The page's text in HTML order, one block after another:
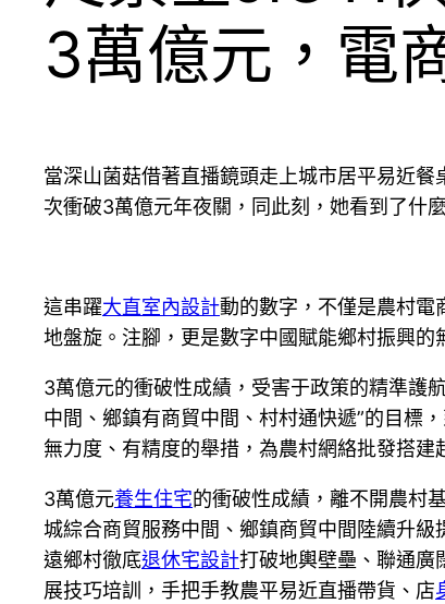
3萬億元，電
當深山菌菇借著直播鏡頭走上城市居平易近
次衝破3萬億元年夜關，同此刻，她看到了什
這串躍大直室內設計動的數字，不僅是農村電
地盤旋。注腳，更是數字中國賦能鄉村振興
3萬億元的衝破性成績，受害于政策的精準護
中間、鄉鎮有商貿中間、村村通快遞”的目標
無力度、有精度的舉措，為農村網絡批發搭
3萬億元養生住宅的衝破性成績，離不開農村
城綜合商貿服務中間、鄉鎮商貿中間陸續升
遠鄉村徹底退休宅設計打破地輿壁壘、聯通廣
展技巧培訓，手把手教農平易近直播帶貨、店